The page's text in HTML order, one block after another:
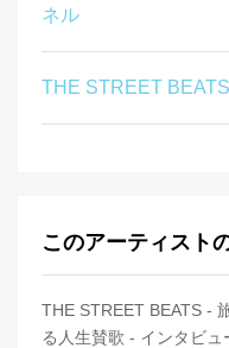
ネル
THE STREET
このアーティスト
THE STREET BEATS -
る人生賛歌 - インタビュ